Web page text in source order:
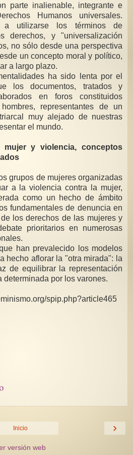
parte inalienable, integrante e
Humanos universales.
a utilizarse los términos de
derechos, y "universalización
no sólo desde una perspectiva
un concepto moral y político,
a largo plazo.
ha sido lenta por el
los documentos, tratados y
en foros constituidos
representantes de un
muy alejado de nuestras
el mundo.
mujer y violencia, conceptos
grupos de mujeres organizadas
a la violencia contra la mujer,
como un hecho de ámbito
fundamentales de denuncia en
los derechos de las mujeres y
prioritarios en numerosas
han prevalecido los modelos
hecho aflorar la "otra mirada": la
de equilibrar la representación
determinada por los varones.
spip.php?article465
›
Inicio
versión web